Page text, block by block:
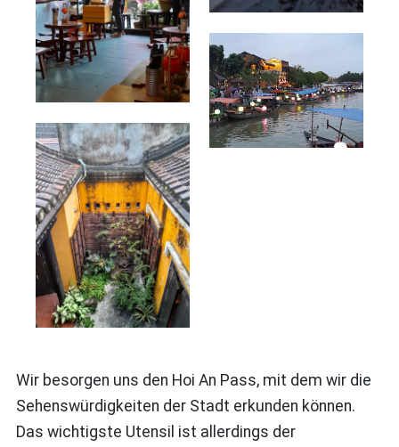
Wir besorgen uns den Hoi An Pass, mit dem wir die
Sehenswürdigkeiten der Stadt erkunden können.
Das wichtigste Utensil ist allerdings der